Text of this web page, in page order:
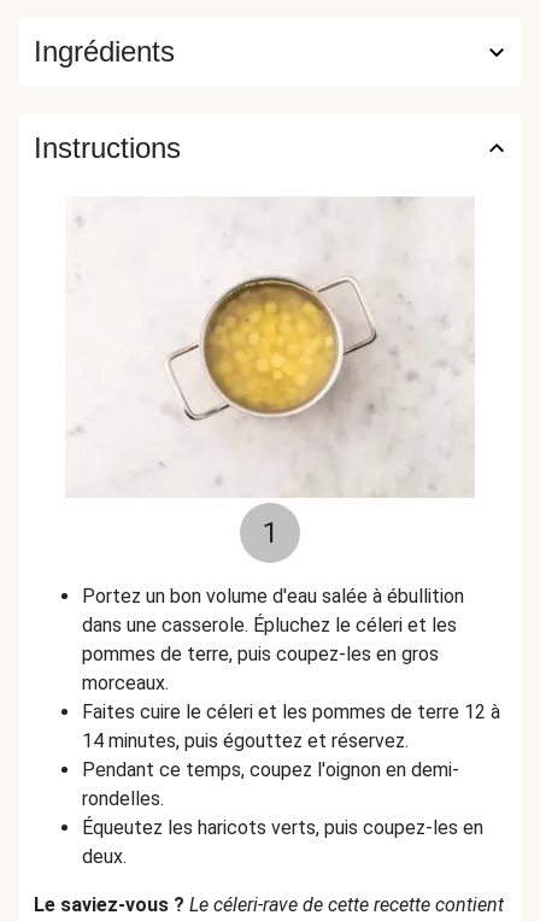
Ingrédients
Instructions
1
Portez un bon volume d'eau salée à ébullition
dans une casserole. Épluchez le céleri et les
pommes de terre, puis coupez-les en gros
morceaux.
Faites cuire le céleri et les pommes de terre 12 à
14 minutes, puis égouttez et réservez.
Pendant ce temps, coupez l'oignon en demi-
rondelles.
Équeutez les haricots verts, puis coupez-les en
deux.
Le saviez-vous ? Le céleri-rave de cette recette contient